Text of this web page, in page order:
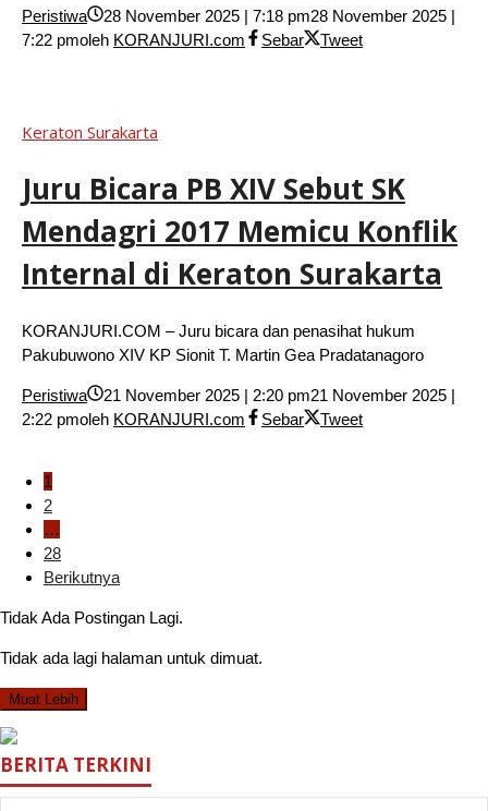
Peristiwa 28 November 2025 | 7:18 pm28 November 2025 |
7:22 pmoleh KORANJURI.com Sebar Tweet
Keraton Surakarta
Juru Bicara PB XIV Sebut SK
Mendagri 2017 Memicu Konflik
Internal di Keraton Surakarta
KORANJURI.COM – Juru bicara dan penasihat hukum
Pakubuwono XIV KP Sionit T. Martin Gea Pradatanagoro
Peristiwa 21 November 2025 | 2:20 pm21 November 2025 |
2:22 pmoleh KORANJURI.com Sebar Tweet
1
2
…
28
Berikutnya
Tidak Ada Postingan Lagi.
Tidak ada lagi halaman untuk dimuat.
Muat Lebih
BERITA TERKINI